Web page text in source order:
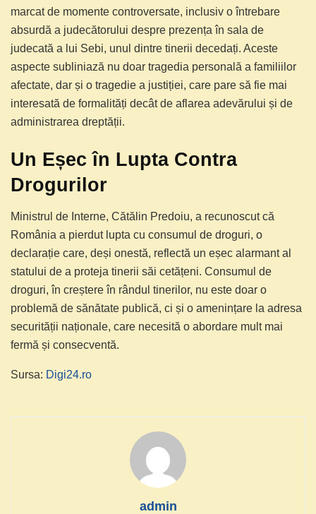
marcat de momente controversate, inclusiv o întrebare
absurdă a judecătorului despre prezența în sala de
judecată a lui Sebi, unul dintre tinerii decedați. Aceste
aspecte subliniază nu doar tragedia personală a familiilor
afectate, dar și o tragedie a justiției, care pare să fie mai
interesată de formalități decât de aflarea adevărului și de
administrarea dreptății.
Un Eșec în Lupta Contra
Drogurilor
Ministrul de Interne, Cătălin Predoiu, a recunoscut că
România a pierdut lupta cu consumul de droguri, o
declarație care, deși onestă, reflectă un eșec alarmant al
statului de a proteja tinerii săi cetățeni. Consumul de
droguri, în creștere în rândul tinerilor, nu este doar o
problemă de sănătate publică, ci și o amenințare la adresa
securității naționale, care necesită o abordare mult mai
fermă și consecventă.
Sursa: Digi24.ro
admin